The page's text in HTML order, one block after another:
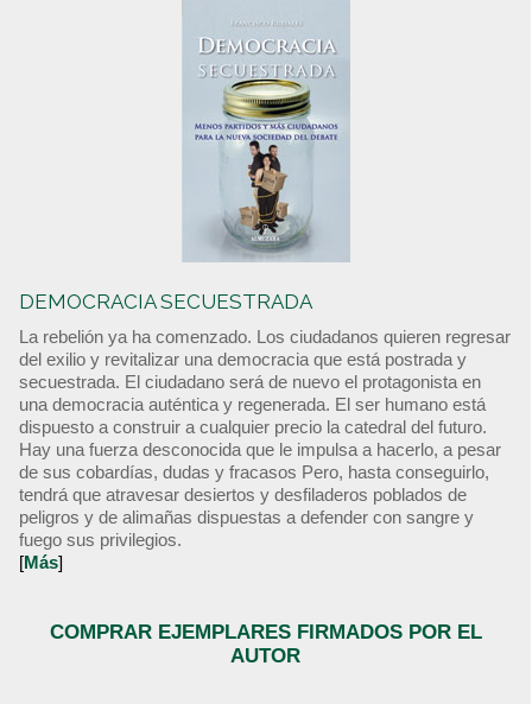
DEMOCRACIA SECUESTRADA
La rebelión ya ha comenzado. Los ciudadanos quieren regresar
del exilio y revitalizar una democracia que está postrada y
secuestrada. El ciudadano será de nuevo el protagonista en
una democracia auténtica y regenerada. El ser humano está
dispuesto a construir a cualquier precio la catedral del futuro.
Hay una fuerza desconocida que le impulsa a hacerlo, a pesar
de sus cobardías, dudas y fracasos Pero, hasta conseguirlo,
tendrá que atravesar desiertos y desfiladeros poblados de
peligros y de alimañas dispuestas a defender con sangre y
fuego sus privilegios.
[Más]
COMPRAR EJEMPLARES FIRMADOS POR EL
AUTOR